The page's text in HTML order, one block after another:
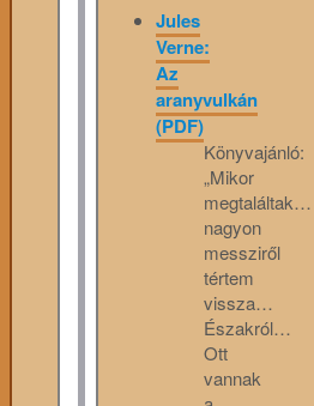
Jules
Verne:
Az
aranyvulkán
(PDF)
Könyvajánló:
„Mikor
megtaláltak…
nagyon
messziről
tértem
vissza…
Északról…
Ott
vannak